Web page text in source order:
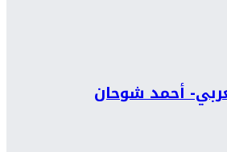
أحمد شوحان